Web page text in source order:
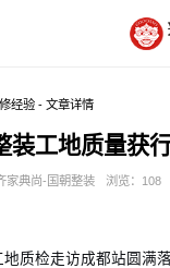
经验 - 文章详情
装工地质量获
家典尚-国朝整装 浏览： 108
质检走访成都站圆满